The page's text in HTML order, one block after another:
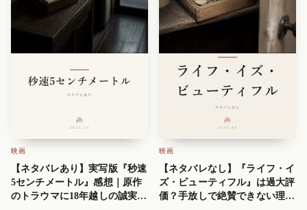
映画
【ネタバレあり】実写版『秒速
5センチメートル』感想｜原作
のトラウマに18年越しの誠実な
映画
【ネタバレなし】『ライフ・イ
ズ・ビューティフル』は過大評
価？手放しで絶賛できない理由